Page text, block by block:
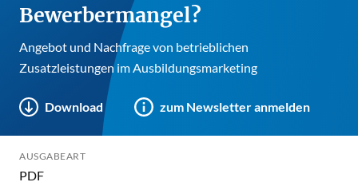
Bewerbermangel?
Angebot und Nachfrage von betrieblichen
Zusatzleistungen im Ausbildungsmarketing
Download zum Newsletter anmelden
AUSGABEART
PDF